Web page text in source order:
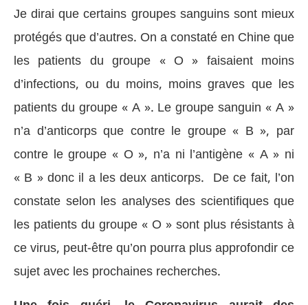
Je dirai que certains groupes sanguins sont mieux
protégés que d’autres. On a constaté en Chine que
les patients du groupe « O » faisaient moins
d’infections, ou du moins, moins graves que les
patients du groupe « A ». Le groupe sanguin « A »
n’a d’anticorps que contre le groupe « B », par
contre le groupe « O », n’a ni l’antigène « A » ni
« B » donc il a les deux anticorps. De ce fait, l’on
constate selon les analyses des scientifiques que
les patients du groupe « O » sont plus résistants à
ce virus, peut-être qu’on pourra plus approfondir ce
sujet avec les prochaines recherches.